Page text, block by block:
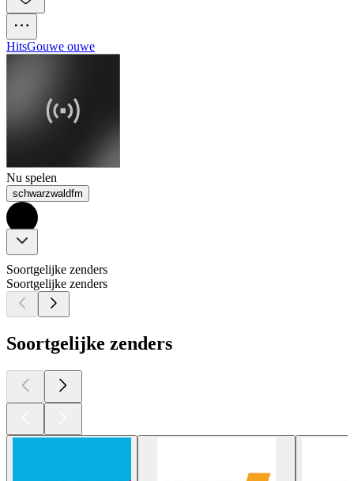
HitsGouwe ouwe
Nu spelen
schwarzwaldfm
Soortgelijke zenders
Soortgelijke zenders
Soortgelijke zenders